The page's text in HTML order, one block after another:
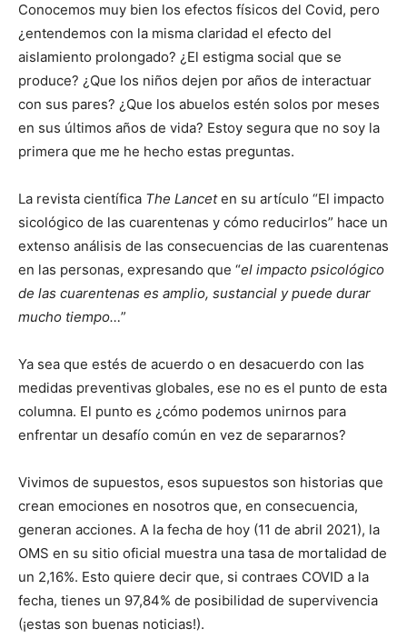
Conocemos muy bien los efectos físicos del Covid, pero
¿entendemos con la misma claridad el efecto del
aislamiento prolongado? ¿El estigma social que se
produce? ¿Que los niños dejen por años de interactuar
con sus pares? ¿Que los abuelos estén solos por meses
en sus últimos años de vida? Estoy segura que no soy la
primera que me he hecho estas preguntas.
La revista científica The Lanceten su artículo “El impacto
sicológico de las cuarentenas y cómo reducirlos” hace un
extenso análisis de las consecuencias de las cuarentenas
en las personas, expresando que “el impacto psicológico
de las cuarentenas es amplio, sustancial y puede durar
mucho tiempo…”
Ya sea que estés de acuerdo o en desacuerdo con las
medidas preventivas globales, ese no es el punto de esta
columna. El punto es ¿cómo podemos unirnos para
enfrentar un desafío común en vez de separarnos?
Vivimos de supuestos, esos supuestos son historias que
crean emociones en nosotros que, en consecuencia,
generan acciones. A la fecha de hoy (11 de abril 2021), la
OMS en su sitio oficial muestra una tasa de mortalidad de
un 2,16%. Esto quiere decir que, si contraes COVID a la
fecha, tienes un 97,84% de posibilidad de supervivencia
(¡estas son buenas noticias!).